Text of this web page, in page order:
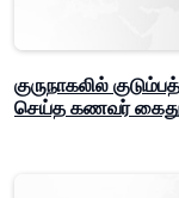
குருநாகலில்
செய்த கணவர்